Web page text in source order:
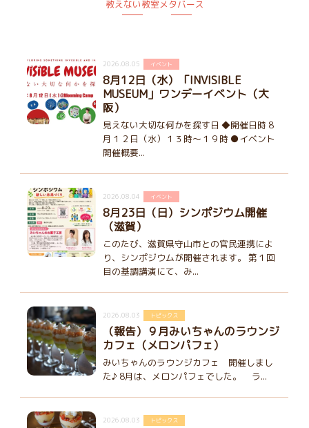
教えない教室メタバース
2026.08.05 イベント
8月12日（水）「INVISIBLE
MUSEUM」ワンデーイベント（大
阪）
見えない大切な何かを探す日 ◆開催日時 8
月１２日（水）１３時～１９時 ●イベント
開催概要...
2026.08.04 イベント
8月23日（日）シンポジウム開催
（滋賀）
このたび、滋賀県守山市との官民連携によ
り、シンポジウムが開催されます。 第１回
目の基調講演にて、み...
2026.08.03 トピックス
（報告）９月みいちゃんのラウンジ
カフェ（メロンパフェ）
みいちゃんのラウンジカフェ 開催しまし
た♪ 8月は、メロンパフェでした。 ラ...
2026.08.03 トピックス